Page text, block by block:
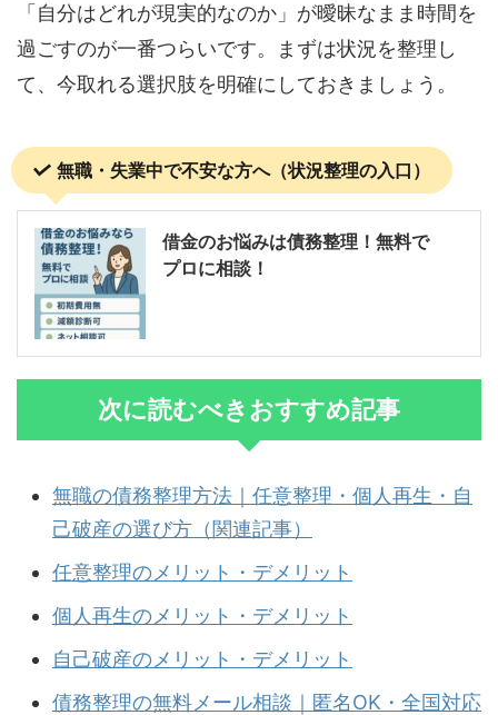
「自分はどれが現実的なのか」が曖昧なまま時間を
過ごすのが一番つらいです。まずは状況を整理し
て、今取れる選択肢を明確にしておきましょう。
無職・失業中で不安な方へ（状況整理の入口）
借金のお悩みは債務整理！無料で
プロに相談！
次に読むべきおすすめ記事
無職の債務整理方法｜任意整理・個人再生・自
己破産の選び方（関連記事）
任意整理のメリット・デメリット
個人再生のメリット・デメリット
自己破産のメリット・デメリット
債務整理の無料メール相談｜匿名OK・全国対応